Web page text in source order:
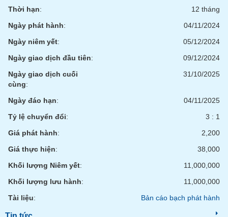
Thời hạn:
12 tháng
Ngày phát hành:
04/11/2024
Ngày niêm yết:
05/12/2024
Ngày giao dịch đầu tiên:
09/12/2024
Ngày giao dịch cuối
cùng:
31/10/2025
Ngày đáo hạn:
04/11/2025
Tỷ lệ chuyển đổi:
3 : 1
Giá phát hành:
2,200
Giá thực hiện:
38,000
Khối lượng Niêm yết:
11,000,000
Khối lượng lưu hành:
11,000,000
Tài liệu: Bản cáo bạch phát hành
(-)
Thuật
(-)
Dịch
vụ
(-)
tạo
Sách